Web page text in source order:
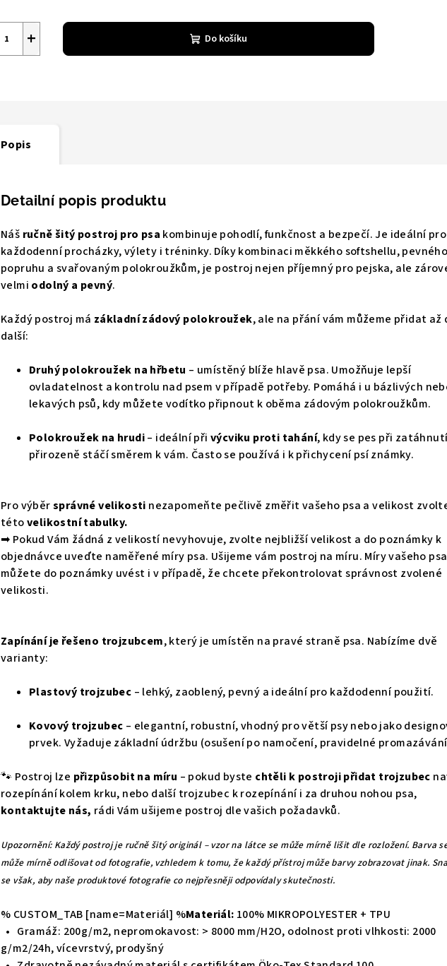
+ Do košíku
Popis
Detailní popis produktu
Náš ručně šitý postroj pro psa kombinuje pohodlí, funkčnost a bezpečí. Je ideální pro
každodenní procházky, výlety i tréninky. Díky kombinaci měkkého softshellu,
popruhu a svařovaným polokroužkům, je postroj nejen příjemný pro pejska, ale
velmi odolný a pevný.
Každý postroj má základní zádový polokroužek, ale na přání vám můžeme přidat až
další:
Druhý polokroužek na hřbetu – umístěný blíže hlavě psa. Umožňuje lepší
ovladatelnost a kontrolu nad psem v případě potřeby. Pomáhá i u bázlivých
lekavých psů, kdy můžete vodítko připnout k oběma zádovým polokroužkům.
Polokroužek na hrudi– ideální při výcviku proti tahání, kdy se pes při
přirozeně stáčí směrem k vám. Často se používá i k přichycení psí známky.
Pro výběrsprávné velikosti nezapomeňte pečlivě změřit vašeho psa a velikost
tétovelikostní tabulky.
➡ Pokud Vám žádná z velikostí nevyhovuje, zvolte nejbližší velikost a do poznámky k
objednávce uveďte naměřené míry psa. Ušijeme vám postroj na míru. Míry vašeho psa
můžete do poznámky uvést i v případě, že chcete překontrolovat správnost zvolené
velikosti.
Zapínání je řešeno trojzubcem, který je umístěn na pravé straně psa. Nabízíme dvě
varianty:
Plastový trojzubec – lehký, zaoblený, pevný a ideální pro každodenní použití.
Kovový trojzubec – elegantní, robustní, vhodný pro větší psy nebo jako
prvek. Vyžaduje základní údržbu (osušení po namočení, pravidelné
🐾 Postroj lze přizpůsobit na míru – pokud byste chtěli k postrojipřidat trojzubec
rozepínání kolem krku, nebo další trojzubec k rozepínání i za druhou nohou psa,
kontaktujte nás, rádi Vám ušijeme postroj dle vašich požadavků.
Upozornění: Každý postroj je ručně šitý originál – vzor na látce se může mírně lišit dle rozložení. Barva
může mírně odlišovat od fotografie, vzhledem k tomu, že každý přístroj může barvy zobrazovat jinak.
se však, aby naše produktové fotografie co nejpřesněji odpovídaly skutečnosti.
% CUSTOM_TAB [name=Materiál] %Materiál: 100% MIKROPOLYESTER + TPU
• Gramáž: 200g/m2, nepromokavost: > 8000 mm/H2O, odolnost proti vlhkosti: 2000
g/m2/24h, vícevrstvý, prodyšný